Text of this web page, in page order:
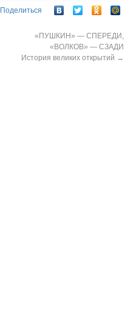
Поделиться
«ПУШКИН» — СПЕРЕДИ,
«ВОЛКОВ» — СЗАДИ
История великих открытий →